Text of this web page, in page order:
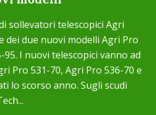
sollevatori telescopici Agri
dei due nuovi modelli Agri Pro
95. I nuovi telescopici vanno ad
Pro 531-70, Agri Pro 536-70 e
lo scorso anno. Sugli scudi